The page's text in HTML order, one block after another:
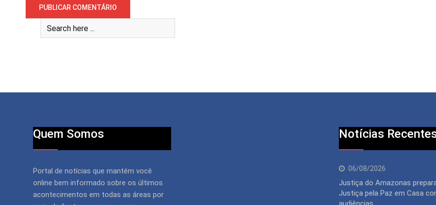
Quem Somos
Portal de notícias que mantém você
online bem informado sobre os últimos
acontecimentos em todas as áreas por
Notícias
06/08/2026
Justiça do Amazonas
Justiça pela Paz em Casa